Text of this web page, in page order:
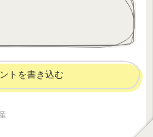
トを書き込む